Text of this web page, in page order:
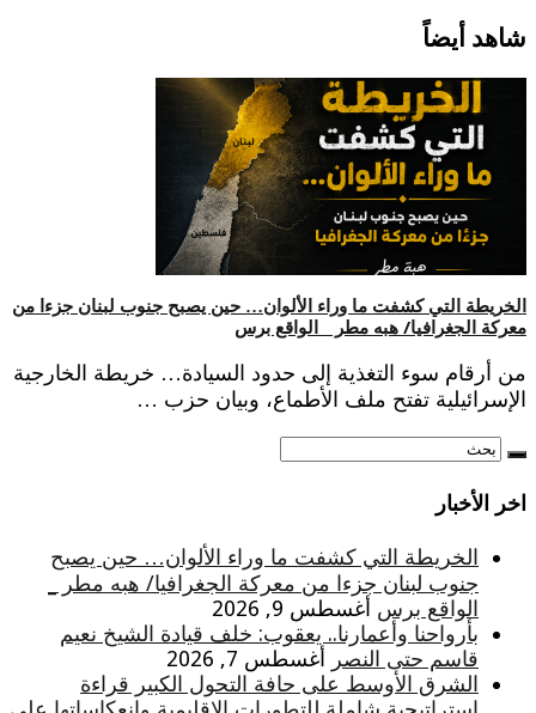
شاهد أيضاً
الخريطة التي كشفت ما وراء الألوان… حين يصبح جنوب لبنان جزءا من
معركة الجغرافيا/ هبه مطر _ الواقع برس
من أرقام سوء التغذية إلى حدود السيادة… خريطة الخارجية
الإسرائيلية تفتح ملف الأطماع، وبيان حزب …
اخر الأخبار
الخريطة التي كشفت ما وراء الألوان… حين يصبح
جنوب لبنان جزءا من معركة الجغرافيا/ هبه مطر _
الواقع برس أغسطس 9, 2026
بأرواحنا وأعمارنا.. يعقوب: خلف قيادة الشيخ نعيم
قاسم حتى النصر أغسطس 7, 2026
الشرق الأوسط على حافة التحول الكبير قراءة